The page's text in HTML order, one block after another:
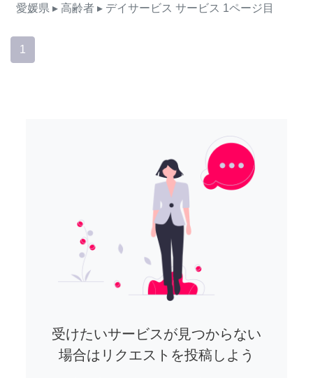
愛媛県 ▸ 高齢者 ▸ デイサービス サービス 1ページ目
1
受けたいサービスが見つからない
場合はリクエストを投稿しよう